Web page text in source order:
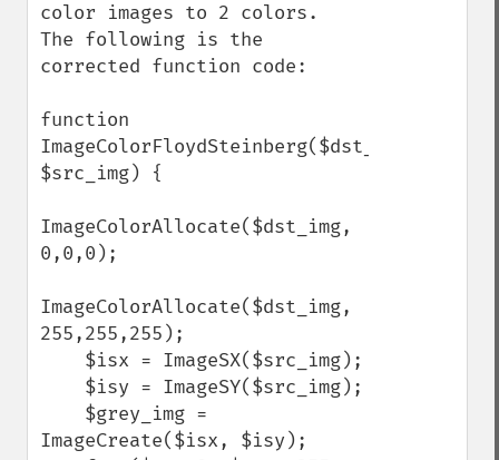
color images to 2 colors.
The following is the
corrected function code:
function
ImageColorFloydSteinberg($dst_img,
$src_img) {
ImageColorAllocate($dst_img,
0,0,0);
ImageColorAllocate($dst_img,
255,255,255);
ImageCreate($isx, $isy);